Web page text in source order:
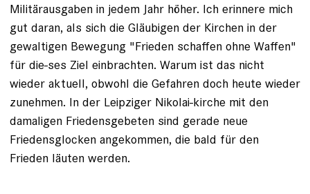
Militärausgaben in jedem Jahr höher. Ich erinnere mich
gut daran, als sich die Gläubigen der Kirchen in der
gewaltigen Bewegung "Frieden schaffen ohne Waffen"
für die-ses Ziel einbrachten. Warum ist das nicht
wieder aktuell, obwohl die Gefahren doch heute wieder
zunehmen. In der Leipziger Nikolai-kirche mit den
damaligen Friedensgebeten sind gerade neue
Friedensglocken angekommen, die bald für den
Frieden läuten werden.